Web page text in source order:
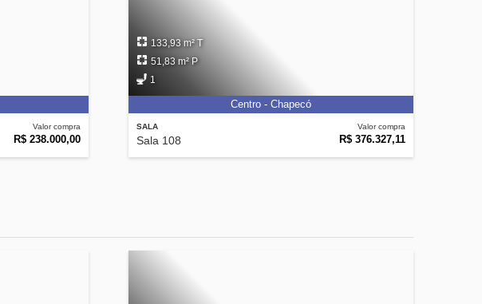
Valor compra
R$ 238.000,00
SALA
Sala 108
Valor compra
R$ 376.327,11
133,93 m² T
51,83 m² P
1
Centro - Chapecó